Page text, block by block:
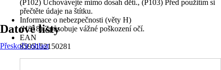
(P102) Uchovávejte mimo dosah dětí., (P103) Před použitím si
přečtěte údaje na štítku.
Informace o nebezpečnosti (věty H)
(H318) Způsobuje vážné poškození očí.
EAN
8595152150281
Datové listy
Přeskočit oblast